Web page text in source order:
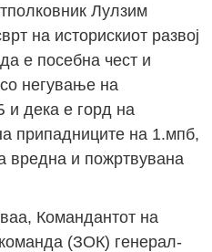
Лулзим
на историскиот развој
е посебна чест и
негување на
и дека е горд на
припадниците на 1.мпб,
вредна и пожртвувана
Командантот на
(ЗОК) генерал-